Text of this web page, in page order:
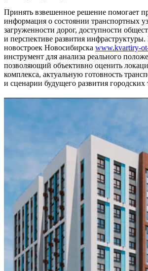
Принять взвешенное решение помогает
информация о состоянии транспортных
загруженности дорог, доступности
и перспективе развития
новостроек Новосибирска www.kvartiry-
инструмент для анализа реального
позволяющий объективно оценить
комплекса, актуальную готовность
и сценарии будущего развития городских